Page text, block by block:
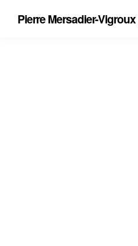
Pierre Mersadier-